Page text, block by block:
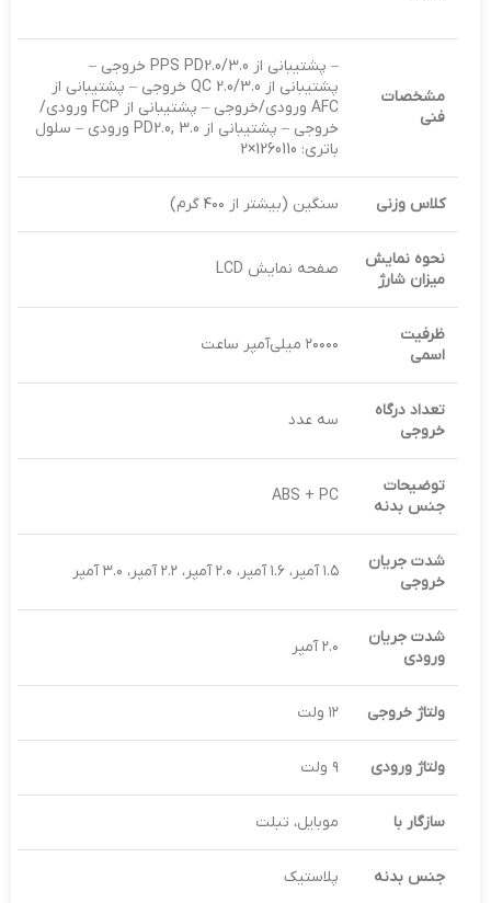
مشخصات
فنی
– پشتیبانی از PPS PD2.0/3.0 خروجی –
پشتیبانی از QC 2.0/3.0 خروجی – پشتیبانی از
AFC ورودی/خروجی – پشتیبانی از FCP ورودی/
خروجی – پشتیبانی از PD2.0, 3.0 ورودی – سلول
باتری: 1260110×2
کلاس وزنی سنگین (بیشتر از ۴۰۰ گرم)
نحوه نمایش
میزان شارژ
صفحه نمایش LCD
ظرفیت
اسمی
۲۰۰۰۰ میلی‌آمپر ساعت
تعداد درگاه
خروجی
سه عدد
توضیحات
جنس بدنه
ABS + PC
شدت جریان
خروجی
۱.۵ آمپر، ۱.۶ آمپر، ۲.۰ آمپر، ۲.۲ آمپر، ۳.۰ آمپر
شدت جریان
ورودی
۲.۰ آمپر
ولتاژ خروجی ۱۲ ولت
ولتاژ ورودی ۹ ولت
سازگار با موبایل، تبلت
جنس بدنه پلاستیک